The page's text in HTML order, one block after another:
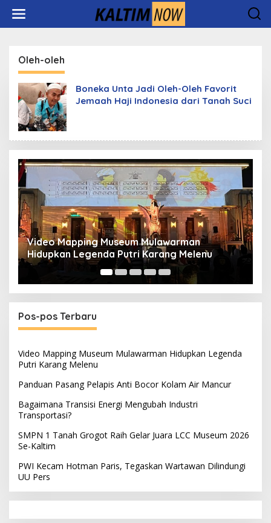
konten
Oleh-oleh
Boneka Unta Jadi Oleh-Oleh Favorit
Jemaah Haji Indonesia dari Tanah Suci
Video Mapping Museum Mulawarman
Hidupkan Legenda Putri Karang Melenu
Pos-pos Terbaru
Video Mapping Museum Mulawarman Hidupkan Legenda
Putri Karang Melenu
Panduan Pasang Pelapis Anti Bocor Kolam Air Mancur
Bagaimana Transisi Energi Mengubah Industri
Transportasi?
SMPN 1 Tanah Grogot Raih Gelar Juara LCC Museum 2026
Se-Kaltim
PWI Kecam Hotman Paris, Tegaskan Wartawan Dilindungi
UU Pers